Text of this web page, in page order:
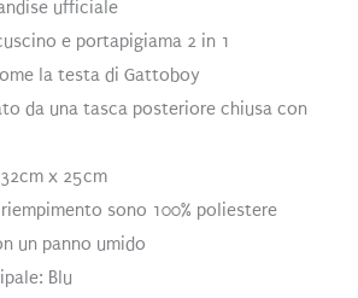
ufficiale
e portapigiama 2 in 1
la testa di Gattoboy
da una tasca posteriore chiusa con
x 25cm
sono 100% poliestere
un panno umido
Blu